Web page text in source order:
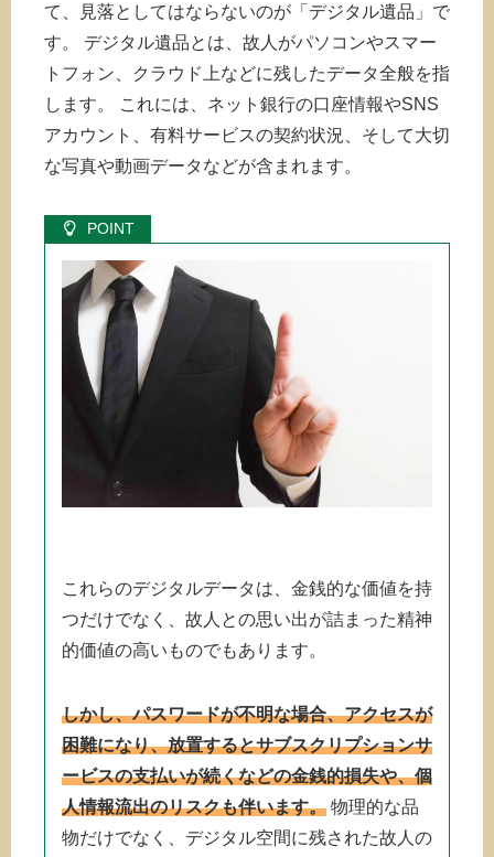
て、見落としてはならないのが「デジタル遺品」で
す。 デジタル遺品とは、故人がパソコンやスマー
トフォン、クラウド上などに残したデータ全般を指
します。 これには、ネット銀行の口座情報やSNS
アカウント、有料サービスの契約状況、そして大切
な写真や動画データなどが含まれます。
これらのデジタルデータは、金銭的な価値を持
つだけでなく、故人との思い出が詰まった精神
的価値の高いものでもあります。
しかし、パスワードが不明な場合、アクセスが
困難になり、放置するとサブスクリプションサ
ービスの支払いが続くなどの金銭的損失や、個
人情報流出のリスクも伴います。 物理的な品
物だけでなく、デジタル空間に残された故人の